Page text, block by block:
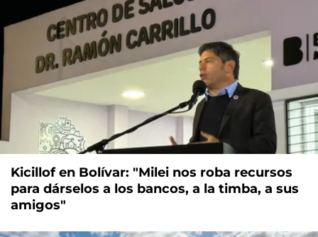
Kicillof en Bolívar: "Milei nos roba recursos
para dárselos a los bancos, a la timba, a sus
amigos"